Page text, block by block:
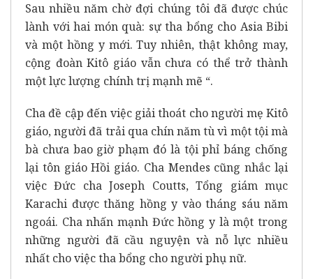
Sau nhiều năm chờ đợi chúng tôi đã được chúc
lành với hai món quà: sự tha bổng cho Asia Bibi
và một hồng y mới. Tuy nhiên, thật không may,
cộng đoàn Kitô giáo vẫn chưa có thể trở thành
một lực lượng chính trị mạnh mẽ “.
Cha đề cập đến việc giải thoát cho người mẹ Kitô
giáo, người đã trải qua chín năm tù vì một tội mà
bà chưa bao giờ phạm đó là tội phỉ báng chống
lại tôn giáo Hồi giáo. Cha Mendes cũng nhắc lại
việc Đức cha Joseph Coutts, Tổng giám mục
Karachi được thăng hồng y vào tháng sáu năm
ngoái. Cha nhấn mạnh Đức hồng y là một trong
những người đã cầu nguyện và nỗ lực nhiều
nhất cho việc tha bổng cho người phụ nữ.